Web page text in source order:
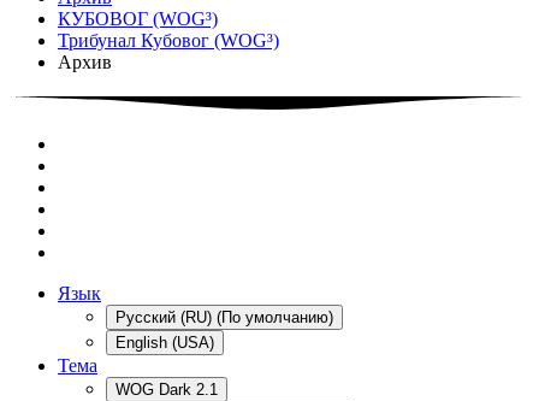
КУБОВОГ (WOG³)
Трибунал Кубовог (WOG³)
Архив
Язык
Русский (RU) (По умолчанию)
English (USA)
Тема
WOG Dark 2.1